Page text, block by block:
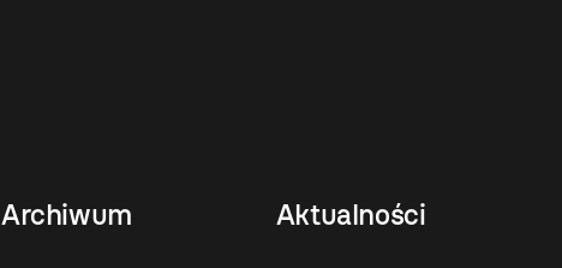
Archiwum Aktualności